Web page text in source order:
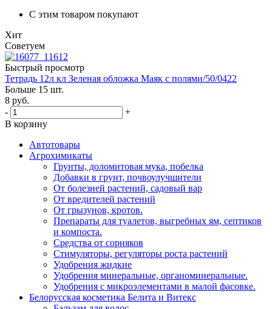
С этим товаром покупают
Хит
Советуем
Быстрый просмотр
Тетрадь 12л кл Зеленая обложка Маяк с полями/50/0422
Больше 15 шт.
8 руб.
-
+
В корзину
Автотовары
Агрохимикаты
Грунты, доломитовая мука, побелка
Добавки в грунт, почвоулучшители
От болезней растений, садовый вар
От вредителей растений
От грызунов, кротов.
Препараты для туалетов, выгребных ям, септиков
и компоста.
Средства от сорняков
Стимуляторы, регуляторы роста растений
Удобрения жидкие
Удобрения минеральные, органоминеральные.
Удобрения с микроэлементами в малой фасовке.
Белорусская косметика Белита и Витекс